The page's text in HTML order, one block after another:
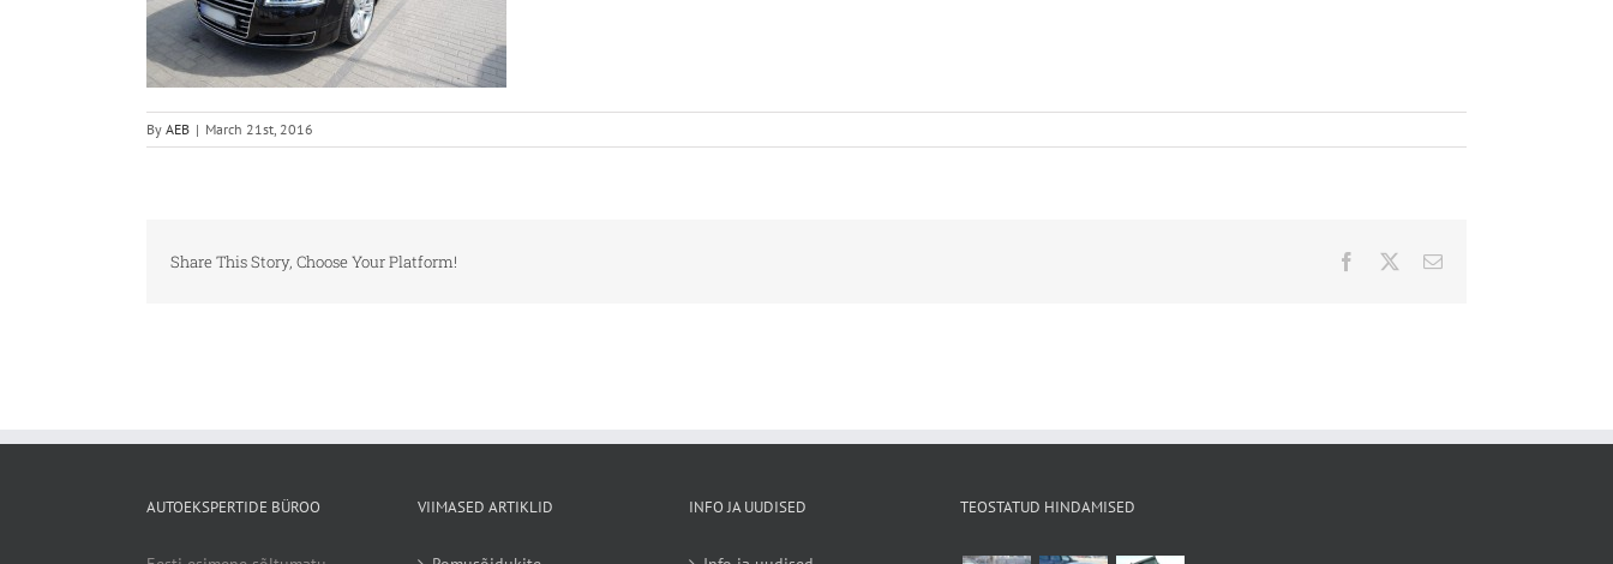
By AEB | March 21st, 2016
Share This Story, Choose Your Platform! Facebook Email
AUTOEKSPERTIDE BÜROO VIIMASED ARTIKLID INFO JA UUDISED TEOSTATUD HINDAMISED